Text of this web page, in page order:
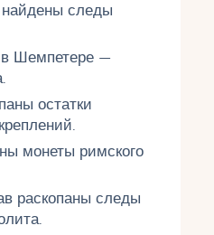
следы
Шемпетере —
остатки
монеты римского
раскопаны следы